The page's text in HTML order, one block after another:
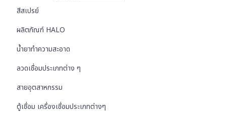
สีสเปรย์
ผลิตภัณฑ์ HALO
น้ำยาทำความสะอาด
ลวดเชื่อมประเภทต่าง ๆ
สายอุตสาหกรรม
ตู้เชื่อม เครื่องเชื่อมประเภทต่างๆ